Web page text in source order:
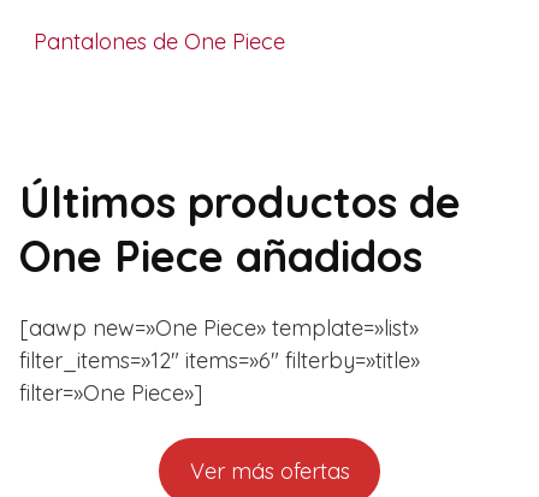
Pantalones de One Piece
Últimos productos de
One Piece añadidos
[aawp new=»One Piece» template=»list»
filter_items=»12″ items=»6″ filterby=»title»
filter=»One Piece»]
Ver más ofertas